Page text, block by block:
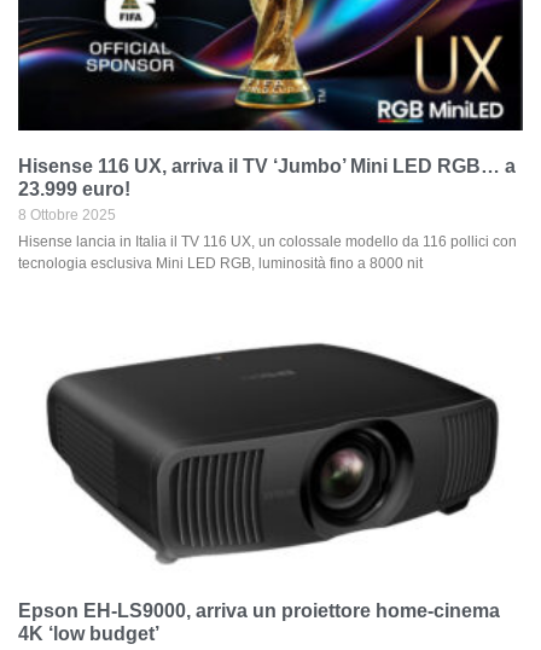
Hisense 116 UX, arriva il TV ‘Jumbo’ Mini LED RGB… a
23.999 euro!
8 Ottobre 2025
Hisense lancia in Italia il TV 116 UX, un colossale modello da 116 pollici con
tecnologia esclusiva Mini LED RGB, luminosità fino a 8000 nit
Epson EH-LS9000, arriva un proiettore home-cinema
4K ‘low budget’